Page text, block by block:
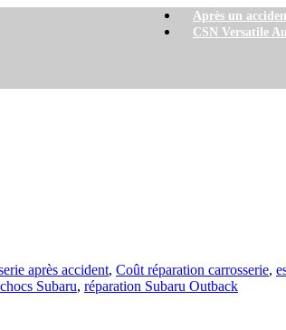
Après un
CSN Versatile
après accident, Coût réparation carrosserie,
Subaru, réparation Subaru Outback